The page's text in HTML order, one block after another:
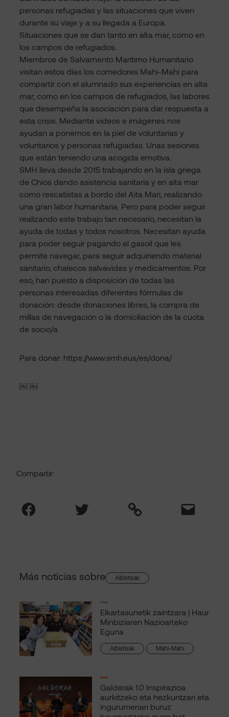
Compartir:
Facebook Twitter Link Mail
personas refugiadas y las situaciones que viven
durante su viaje y a su llegada a Europa.
Situaciones que se dan tanto en alta mar, como en
los campos de refugiados.
Miembros de Salvamento Marítimo Humanitario
visitan estos días los comedores Mahi-Mahi para
compartir con el alumnado sus experiencias en alta
mar, como en los campos de refugiados, las labores
que desempeña la asociación para dar respuesta a
esta crisis. Mediante videos e imágenes nos
ayudan a ponernos en la piel de voluntarias y
voluntarios y personas refugiadas. Unas sesiones
que están teniendo una acogida emotiva.
SMH lleva desde 2015 trabajando en la isla griega
de Chios dando asistencia sanitaria y en alta mar
como rescatistas a bordo del Aita Mari, realizando
una gran labor humanitaria. Pero para poder seguir
realizando este trabajo tan necesario, necesitan la
ayuda de todas y todos nosotros. Necesitan ayuda
para poder seguir pagando el gasoil que les
permite navegar, para seguir adquiriendo material
sanitario, chalecos salvavidas y medicamentos. Por
eso, han puesto a disposición de todas las
personas interesadas diferentes fórmulas de
donación: desde donaciones libres, la compra de
millas de navegación o la domiciliación de la cuota
de socio/a.
Para donar: https://www.smh.eus/es/dona/
￼ ￼
Más noticias sobre Albisteak
Elkartasunetik zaintzara | Haur
Minbiziaren Nazioarteko
Eguna
Albisteak Mahi-Mahi
Galderak 1.0 Inspirazioa
aurkitzeko eta hezkuntzari eta
ingurumenari buruz